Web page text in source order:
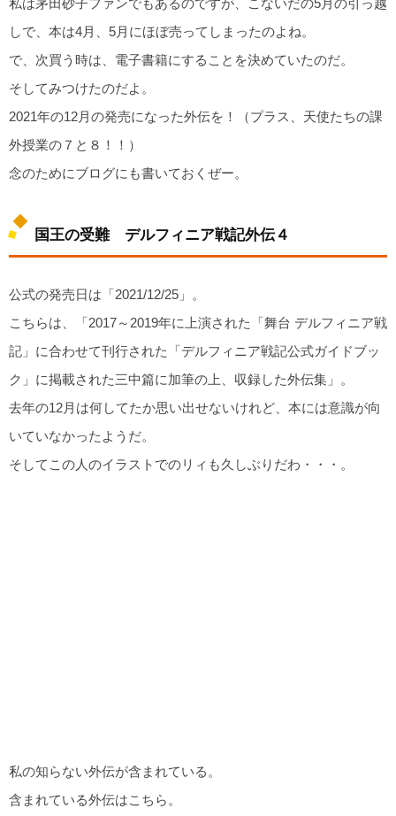
しで、本は4月、5月にほぼ売ってしまったのよね。
で、次買う時は、電子書籍にすることを決めていたのだ。
そしてみつけたのだよ。
2021年の12月の発売になった外伝を！（プラス、天使たちの課
外授業の７と８！！）
念のためにブログにも書いておくぜー。
国王の受難 デルフィニア戦記外伝４
公式の発売日は「2021/12/25」。
こちらは、「2017～2019年に上演された「舞台 デルフィニア戦
記」に合わせて刊行された「デルフィニア戦記公式ガイドブッ
ク」に掲載された三中篇に加筆の上、収録した外伝集」。
去年の12月は何してたか思い出せないけれど、本には意識が向
いていなかったようだ。
そしてこの人のイラストでのリィも久しぶりだわ・・・。
私の知らない外伝が含まれている。
含まれている外伝はこちら。